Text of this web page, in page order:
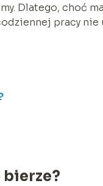
Dlatego, choć
pracy nie
bierze?